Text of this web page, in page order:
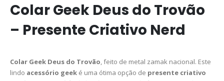
Colar Geek Deus do Trovão
– Presente Criativo Nerd
Colar Geek Deus do Trovão, feito de metal zamak nacional. Este
lindo acessório geek é uma ótima opção de presente criativo